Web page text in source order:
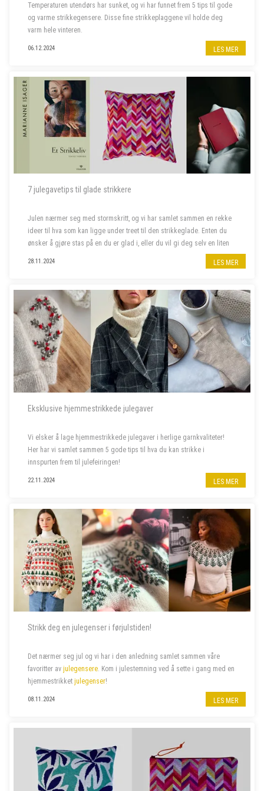
Temperaturen utendørs har sunket, og vi har funnet frem 5 tips til gode
og varme strikkegensere. Disse fine strikkeplaggene vil holde deg
varm hele vinteren.
06.12.2024 LES MER
7 julegavetips til glade strikkere
Julen nærmer seg med stormskritt, og vi har samlet sammen en rekke
ideer til hva som kan ligge under treet til den strikkeglade. Enten du
ønsker å gjøre stas på en du er glad i, eller du vil gi deg selv en liten
28.11.2024 LES MER
Eksklusive hjemmestrikkede julegaver
Vi elsker å lage hjemmestrikkede julegaver i herlige garnkvaliteter!
Her har vi samlet sammen 5 gode tips til hva du kan strikke i
innspurten frem til julefeiringen!
22.11.2024 LES MER
Strikk deg en julegenser i førjulstiden!
Det nærmer seg jul og vi har i den anledning samlet sammen våre
favoritter av julegensere. Kom i julestemning ved å sette i gang med en
hjemmestrikket julegenser!
08.11.2024 LES MER